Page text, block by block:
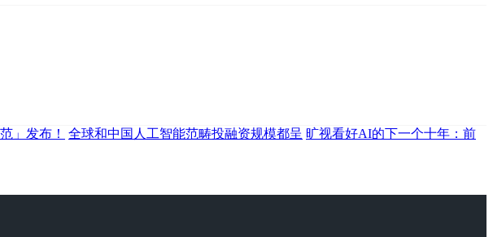
」发布！ 全球和中国人工智能范畴投融资规模都呈 旷视看好AI的下一个十年：前